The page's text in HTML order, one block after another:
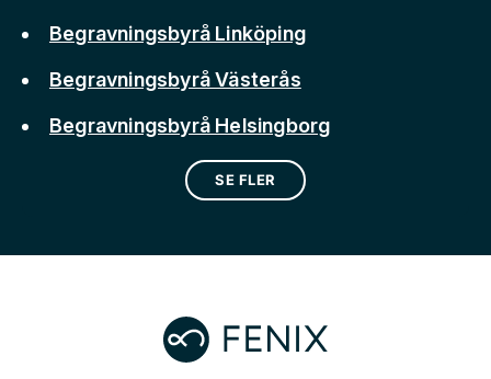
Begravningsbyrå Linköping
Begravningsbyrå Västerås
Begravningsbyrå Helsingborg
SE FLER